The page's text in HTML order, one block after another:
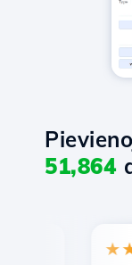
51,864